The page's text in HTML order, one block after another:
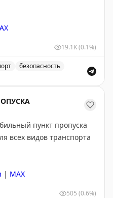
19.1K(0.1%)
безопасность
пункт пропуска
всех видов транспорта
| MAX
505 (0.6%)